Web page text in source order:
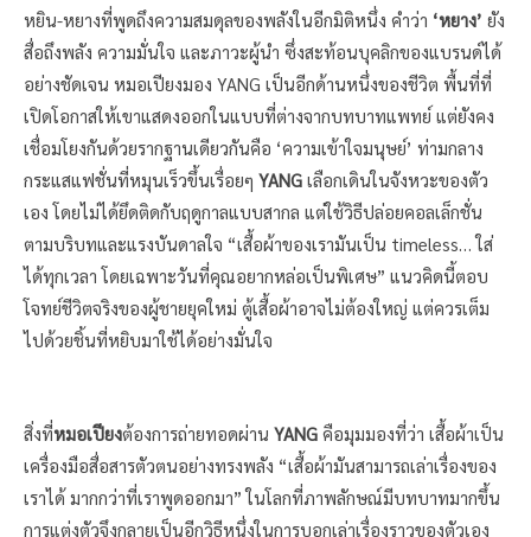
หยิน-หยางที่พูดถึงความสมดุลของพลังในอีกมิติหนึ่ง คำว่า ‘หยาง’ ยัง
สื่อถึงพลัง ความมั่นใจ และภาวะผู้นำ ซึ่งสะท้อนบุคลิกของแบรนด์ได้
อย่างชัดเจน หมอเปียงมอง YANG เป็นอีกด้านหนึ่งของชีวิต พื้นที่ที่
เปิดโอกาสให้เขาแสดงออกในแบบที่ต่างจากบทบาทแพทย์ แต่ยังคง
เชื่อมโยงกันด้วยรากฐานเดียวกันคือ ‘ความเข้าใจมนุษย์’ ท่ามกลาง
กระแสแฟชั่นที่หมุนเร็วขึ้นเรื่อยๆ YANG เลือกเดินในจังหวะของตัว
เอง โดยไม่ได้ยึดติดกับฤดูกาลแบบสากล แต่ใช้วิธีปล่อยคอลเล็กชั่น
ตามบริบทและแรงบันดาลใจ “เสื้อผ้าของเรามันเป็น timeless… ใส่
ได้ทุกเวลา โดยเฉพาะวันที่คุณอยากหล่อเป็นพิเศษ” แนวคิดนี้ตอบ
โจทย์ชีวิตจริงของผู้ชายยุคใหม่ ตู้เสื้อผ้าอาจไม่ต้องใหญ่ แต่ควรเต็ม
ไปด้วยชิ้นที่หยิบมาใช้ได้อย่างมั่นใจ
สิ่งที่หมอเปียงต้องการถ่ายทอดผ่าน YANG คือมุมมองที่ว่า เสื้อผ้าเป็น
เครื่องมือสื่อสารตัวตนอย่างทรงพลัง “เสื้อผ้ามันสามารถเล่าเรื่องของ
เราได้ มากกว่าที่เราพูดออกมา” ในโลกที่ภาพลักษณ์มีบทบาทมากขึ้น
การแต่งตัวจึงกลายเป็นอีกวิธีหนึ่งในการบอกเล่าเรื่องราวของตัวเอง